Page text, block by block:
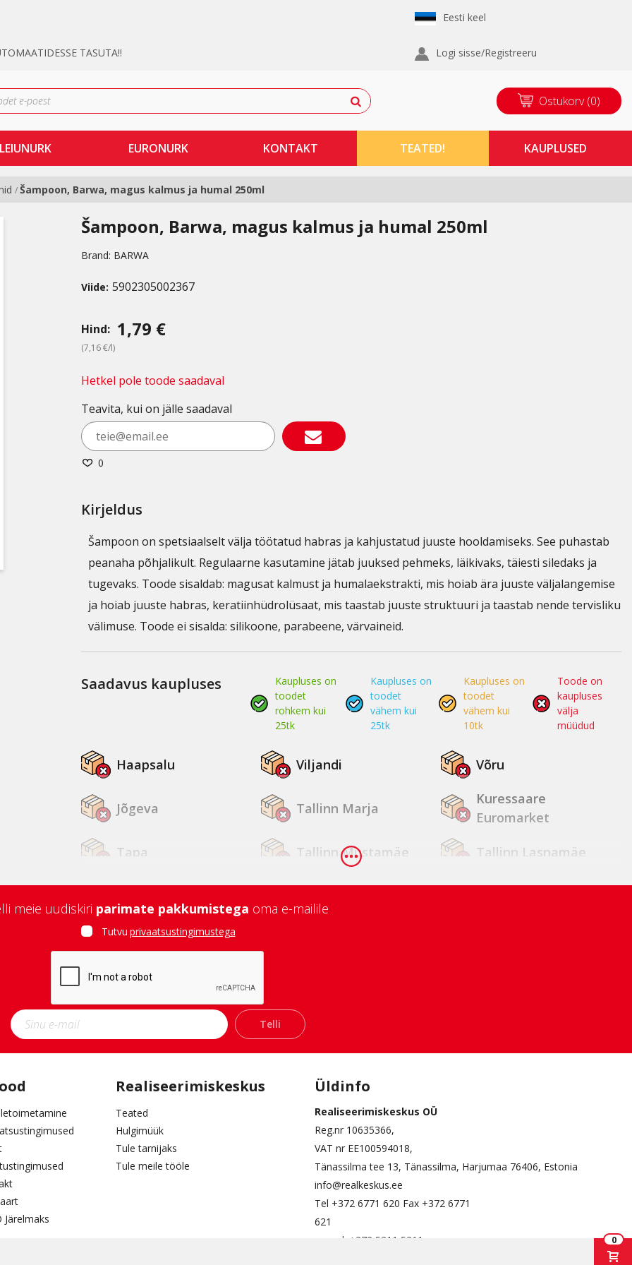
TASUTA!!
Eesti keel
Logi sisse/Registreeru
Ostukorv (0)
LEIUNURK EURONURK KONTAKT TEATED! KAUPLUSED
/Šampoon, Barwa, magus kalmus ja humal 250ml
Šampoon, Barwa, magus kalmus ja humal 250ml
Brand: BARWA
Viide: 5902305002367
Hind: 1,79 €
(7,16 €/l)
Hetkel pole toode saadaval
Teavita, kui on jälle saadaval
0
Kirjeldus
Šampoon on spetsiaalselt välja töötatud habras ja kahjustatud juuste hooldamiseks. See puhastab
peanaha põhjalikult. Regulaarne kasutamine jätab juuksed pehmeks, läikivaks, täiesti siledaks ja
tugevaks. Toode sisaldab: magusat kalmust ja humalaekstrakti, mis hoiab ära juuste väljalangemise
ja hoiab juuste habras, keratiinhüdrolüsaat, mis taastab juuste struktuuri ja taastab nende tervisliku
välimuse. Toode ei sisalda: silikoone, parabeene, värvaineid.
Saadavus kaupluses
Kaupluses on
toodet
rohkem kui
25tk
Kaupluses on
toodet
vähem kui
25tk
Kaupluses on
toodet
vähem kui
10tk
Toode on
kaupluses
välja
müüdud
Haapsalu Viljandi Võru
Jõgeva Tallinn Marja
Kuressaare
Euromarket
Tapa Tallinn Mustamäe Tallinn Lasnamäe
Tallinn Kopli Tartu Zeppelin Tartu Annelinn
Jõhvi
Pärnu Rakvere
meie uudiskiri parimate pakkumistega oma e-mailile
Tutvu privaatsustingimustega
Telli
Järelmaks
Realiseerimiskeskus
Teated
Hulgimüük
Tule tarnijaks
Tule meile tööle
Üldinfo
Realiseerimiskeskus OÜ
Reg.nr 10635366,
VAT nr EE100594018,
Tänassilma tee 13, Tänassilma, Harjumaa 76406, Estonia
info@realkeskus.ee
Tel +372 6771 620 Fax +372 6771
621
epood: +372 5311 5311
0